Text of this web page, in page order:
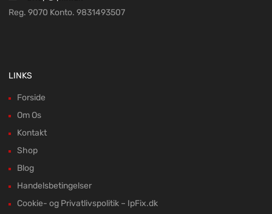
Reg. 9070 Konto. 9831493507
LINKS
Forside
Om Os
Kontakt
Shop
Blog
Handelsbetingelser
Cookie- og Privatlivspolitik – IpFix.dk